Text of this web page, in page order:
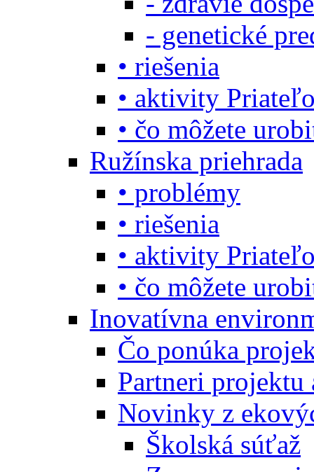
- genetické
• riešenia
• aktivity
• čo môžete
Ružínska priehrada
• problémy
• riešenia
• aktivity
• čo môžete
Inovatívna
Čo ponúka
Partneri projektu
Novinky z
Školská súťaž